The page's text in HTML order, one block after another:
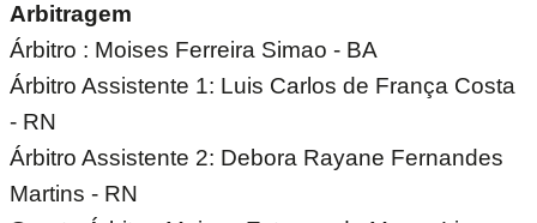
Arbitragem
Árbitro : Moises Ferreira Simao - BA
Árbitro Assistente 1: Luis Carlos de França Costa
- RN
Árbitro Assistente 2: Debora Rayane Fernandes
Martins - RN